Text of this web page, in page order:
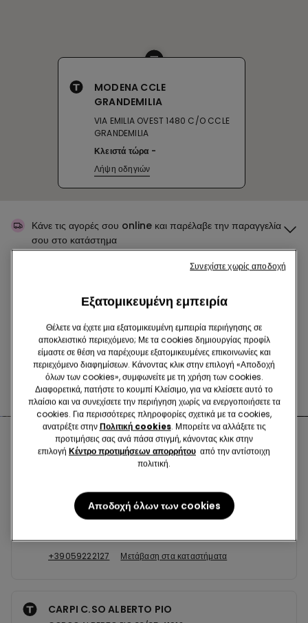
MODENA CCLE
GRANDEMILIA
VIA EMILIA OVEST 1480 C/O CCLE
GRANDEMILIA
Κλειστά τώρα
Λήψη οδηγιών
Κάνε τις αγορές σου online και παρέλαβε την παραγγελία
σου στο κατάστημα
Nέα κάθε εβδομάδα
Βρες το σωστόσουτιέν για σένα
Κοντινά καταστήματα
MODENA VIA EMILIA 107/109/11...
Via Emilia Centro,107/109/111 41121
+39059222127
Μετάβαση στα καταστήματα
CARPI C.SO ALBERTO PIO
Εξατομικευμένη εμπειρία
Θέλετε να έχετε μια εξατομικευμένη εμπειρία περιήγησης σε
αποκλειστικό περιεχόμενο; Με τα cookies δημιουργίας προφίλ
είμαστε σε θέση να παρέχουμε εξατομικευμένες επικοινωνίες και
περιεχόμενο διαφημίσεων. Κάνοντας κλικ στην επιλογή «Αποδοχή
όλων των cookies», συμφωνείτε με τη χρήση των cookies.
Διαφορετικά, πατήστε το κουμπί Κλείσιμο, για να κλείσετε αυτό το
πλαίσιο και να συνεχίσετε την περιήγηση χωρίς να ενεργοποιήσετε τα
cookies. Για περισσότερες πληροφορίες σχετικά με τα cookies,
ανατρέξτε στηνΠολιτική cookies. Μπορείτε να αλλάξετε τις
προτιμήσεις σας ανά πάσα στιγμή, κάνοντας κλικ στην
επιλογή Κέντρο προτιμήσεων απορρήτου από την αντίστοιχη
πολιτική.
Αποδοχή όλων των cookies
Συνεχίστε χωρίς αποδοχή